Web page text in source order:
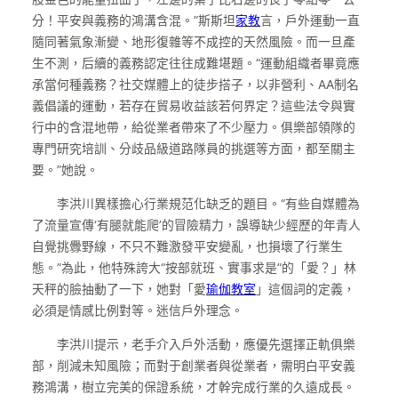
分！平安與義務的鴻溝含混。”斯斯坦家教言，戶外運動一直
隨同著氣象漸變、地形復雜等不成控的天然風險。而一旦產
生不測，后續的義務認定往往成難堪題。“運動組織者畢竟應
承當何種義務？社交媒體上的徒步搭子，以非營利、AA制名
義倡議的運動，若存在貿易收益該若何界定？這些法令與實
行中的含混地帶，給從業者帶來了不少壓力。俱樂部領隊的
專門研究培訓、分歧品級道路隊員的挑選等方面，都至關主
要。”她說。
李洪川異樣擔心行業規范化缺乏的題目。“有些自媒體為
了流量宣傳‘有腿就能爬’的冒險精力，誤導缺少經歷的年青人
自覺挑釁野線，不只不難激發平安變亂，也損壞了行業生
態。”為此，他特殊誇大“按部就班、實事求是”的「愛？」林
天秤的臉抽動了一下，她對「愛瑜伽教室 」這個詞的定義，
必須是情感比例對等。迷信戶外理念。
李洪川提示，老手介入戶外活動，應優先選擇正軌俱樂
部，削減未知風險；而對于創業者與從業者，需明白平安義
務鴻溝，樹立完美的保證系統，才幹完成行業的久遠成長。